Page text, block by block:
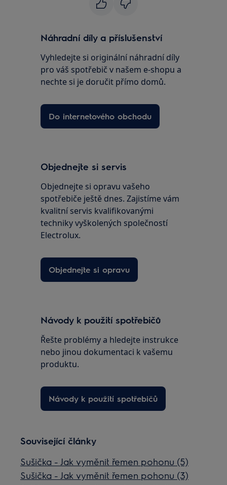
Náhradní díly a příslušenství
Vyhledejte si originální náhradní díly
pro váš spotřebič v našem e-shopu a
nechte si je doručit přímo domů.
Do internetového obchodu
Objednejte si servis
Objednejte si opravu vašeho
spotřebiče ještě dnes. Zajistíme vám
kvalitní servis kvalifikovanými
techniky vyškolených společností
Electrolux.
Objednejte si opravu
Návody k použití spotřebičů
Řešte problémy a hledejte instrukce
nebo jinou dokumentaci k vašemu
produktu.
Návody k použití spotřebičů
Související články
Sušička - Jak vyměnit řemen pohonu (5)
Sušička - Jak vyměnit řemen pohonu (3)